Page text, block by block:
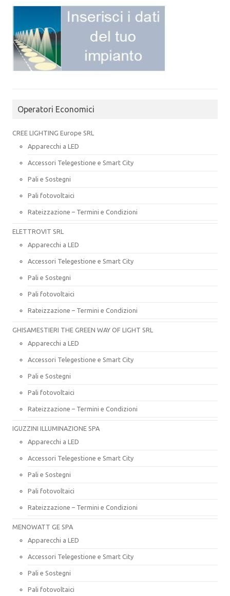
Operatori Economici
CREE LIGHTING Europe SRL
Apparecchi a LED
Accessori Telegestione e Smart City
Pali e Sostegni
Pali fotovoltaici
Rateizzazione – Termini e Condizioni
ELETTROVIT SRL
Apparecchi a LED
Accessori Telegestione e Smart City
Pali e Sostegni
Pali fotovoltaici
Rateizzazione – Termini e Condizioni
GHISAMESTIERI THE GREEN WAY OF LIGHT SRL
Apparecchi a LED
Accessori Telegestione e Smart City
Pali e Sostegni
Pali fotovoltaici
Rateizzazione – Termini e Condizioni
IGUZZINI ILLUMINAZIONE SPA
Apparecchi a LED
Accessori Telegestione e Smart City
Pali e Sostegni
Pali fotovoltaici
Rateizzazione – Termini e Condizioni
MENOWATT GE SPA
Apparecchi a LED
Accessori Telegestione e Smart City
Pali e Sostegni
Pali fotovoltaici